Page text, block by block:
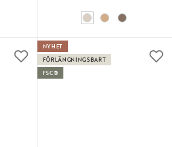
NYHET
FÖRLÄNGNINGSBART
FSC®